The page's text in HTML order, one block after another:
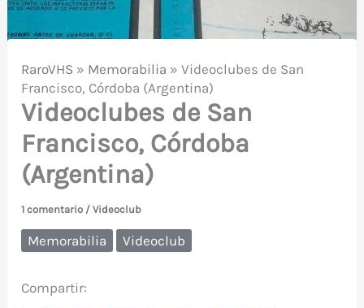
RaroVHS » Memorabilia »Videoclubes de San
Francisco, Córdoba (Argentina)
Videoclubes de San
Francisco, Córdoba
(Argentina)
1 comentario /Videoclub
Memorabilia Videoclub
Compartir: